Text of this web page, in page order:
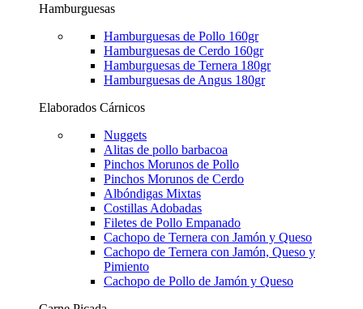
Hamburguesas
Hamburguesas de Pollo 160gr
Hamburguesas de Cerdo 160gr
Hamburguesas de Ternera 180gr
Hamburguesas de Angus 180gr
Elaborados Cárnicos
Nuggets
Alitas de pollo barbacoa
Pinchos Morunos de Pollo
Pinchos Morunos de Cerdo
Albóndigas Mixtas
Costillas Adobadas
Filetes de Pollo Empanado
Cachopo de Ternera con Jamón y Queso
Cachopo de Ternera con Jamón, Queso y
Pimiento
Cachopo de Pollo de Jamón y Queso